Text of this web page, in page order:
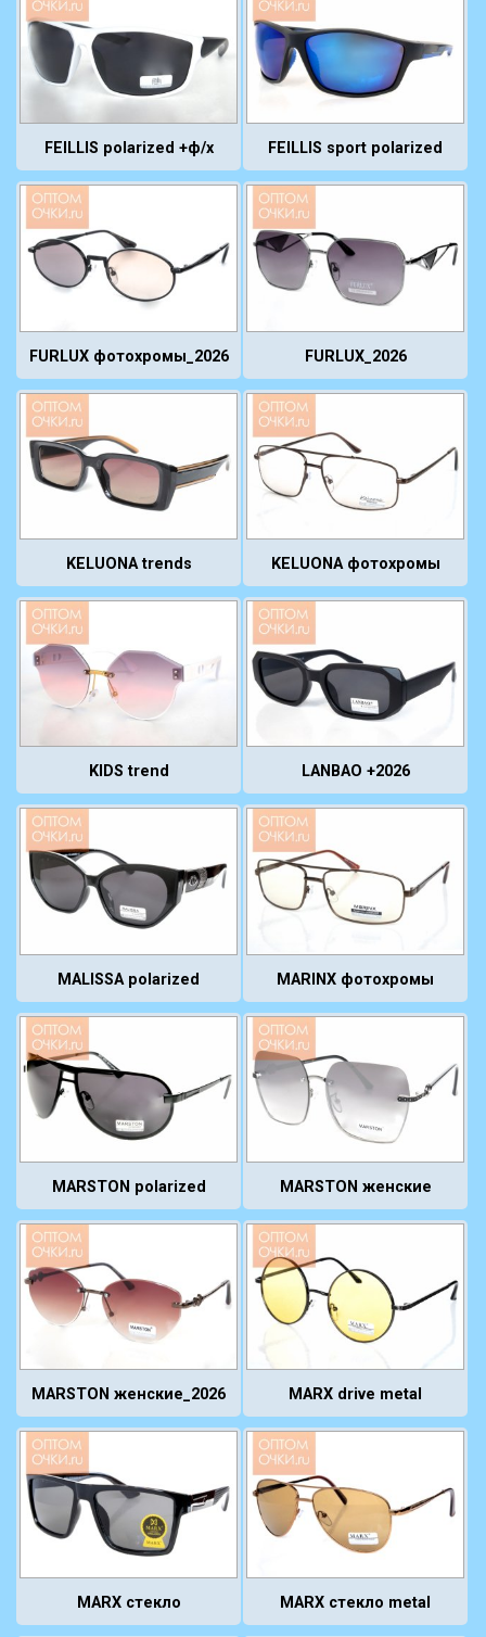
FEILLIS polarized +ф/х FEILLIS sport polarized
FURLUX фотохромы_2026 FURLUX_2026
KELUONA trends KELUONA фотохромы
KIDS trend LANBAO +2026
MALISSA polarized MARINX фотохромы
MARSTON polarized MARSTON женские
MARSTON женские_2026 MARX drive metal
MARX стекло MARX стекло metal